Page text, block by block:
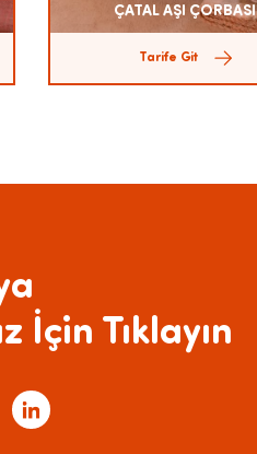
ÇATAL AŞI ÇORBASI
Tarife Git
İçin Tıklayın